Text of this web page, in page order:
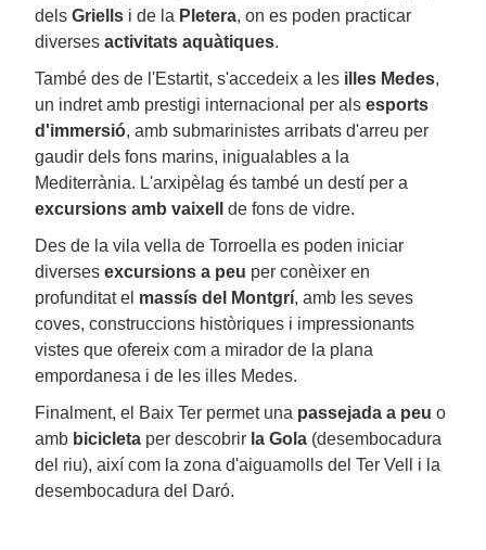
dels Griells i de la Pletera, on es poden practicar
diverses activitats aquàtiques.
També des de l'Estartit, s'accedeix a les illes Medes,
un indret amb prestigi internacional per als esports
d'immersió, amb submarinistes arribats d'arreu per
gaudir dels fons marins, inigualables a la
Mediterrània. L'arxipèlag és també un destí per a
excursions amb vaixell
de fons de vidre.
Des de la vila vella de Torroella es poden iniciar
diverses excursions a peu per conèixer en
profunditat el massís del Montgrí, amb les seves
coves, construccions històriques i impressionants
vistes que ofereix com a mirador de la plana
empordanesa i de les illes Medes.
Finalment, el Baix Ter permet una passejada a peu o
amb bicicleta per descobrir la Gola (desembocadura
del riu), així com la zona d'aiguamolls del Ter Vell i la
desembocadura del Daró.